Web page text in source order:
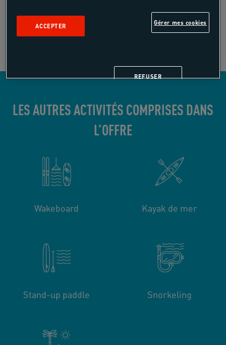
LES AUTRES ACTIVITÉS COMPRISES DANS
L’OFFRE
Wakeboard Kayak de mer
Stand-up paddle Snorkeling
Gérer mes cookies
REFUSER
ACCEPTER